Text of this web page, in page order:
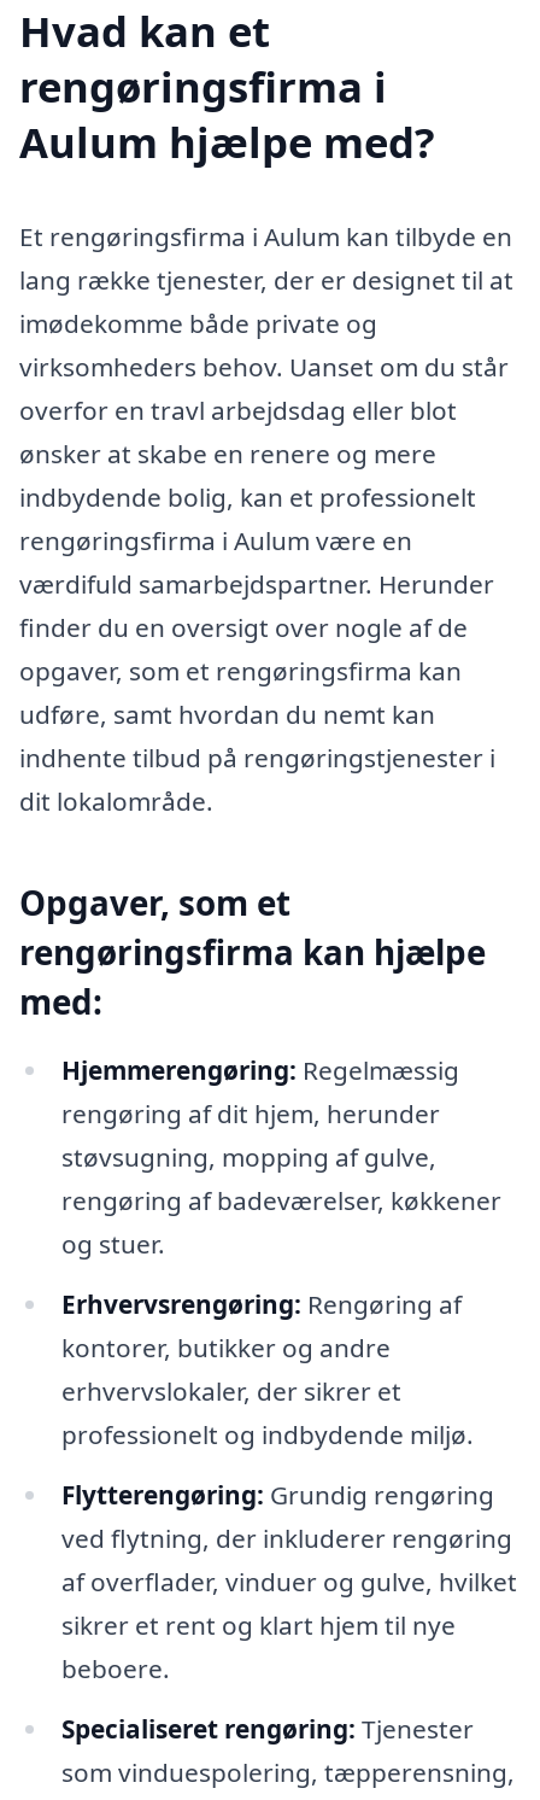
Hvad kan et
rengøringsfirma i
Aulum hjælpe med?
Et rengøringsfirma i Aulum kan tilbyde en
lang række tjenester, der er designet til at
imødekomme både private og
virksomheders behov. Uanset om du står
overfor en travl arbejdsdag eller blot
ønsker at skabe en renere og mere
indbydende bolig, kan et professionelt
rengøringsfirma i Aulum være en
værdifuld samarbejdspartner. Herunder
finder du en oversigt over nogle af de
opgaver, som et rengøringsfirma kan
udføre, samt hvordan du nemt kan
indhente tilbud på rengøringstjenester i
dit lokalområde.
Opgaver, som et
rengøringsfirma kan hjælpe
med:
Hjemmerengøring: Regelmæssig
rengøring af dit hjem, herunder
støvsugning, mopping af gulve,
rengøring af badeværelser, køkkener
og stuer.
Erhvervsrengøring: Rengøring af
kontorer, butikker og andre
erhvervslokaler, der sikrer et
professionelt og indbydende miljø.
Flytterengøring: Grundig rengøring
ved flytning, der inkluderer rengøring
af overflader, vinduer og gulve, hvilket
sikrer et rent og klart hjem til nye
beboere.
Specialiseret rengøring: Tjenester
som vinduespolering, tæpperensning,